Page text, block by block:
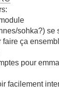
sohka?) se
faire ça
pour
facilement